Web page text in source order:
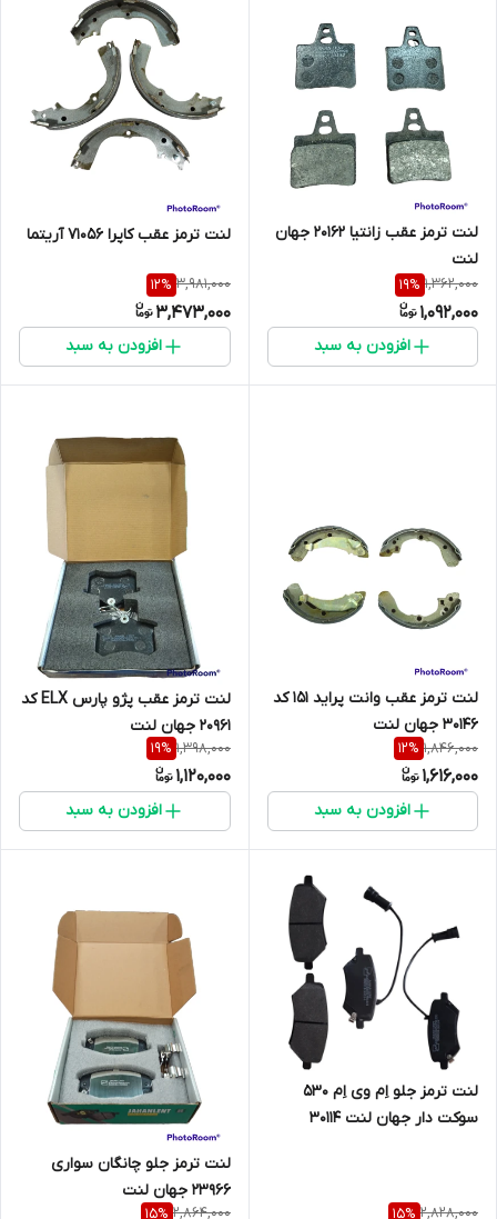
لنت ترمز عقب زانتیا 20162 جهان
لنت
1,362,000
19%
1,092,000
افزودن به سبد
لنت ترمز عقب کاپرا 71056 آریتما
3,981,000
12%
3,473,000
افزودن به سبد
لنت ترمز عقب وانت پراید 151 کد
30146 جهان لنت
1,846,000
12%
1,616,000
افزودن به سبد
لنت ترمز عقب پژو پارس ELX کد
20961 جهان لنت
1,398,000
19%
1,120,000
افزودن به سبد
لنت ترمز جلو اِم وی اِم 530
سوکت دار جهان لنت 30114
2,828,000
15%
لنت ترمز جلو چانگان سواری
23966 جهان لنت
2,864,000
15%